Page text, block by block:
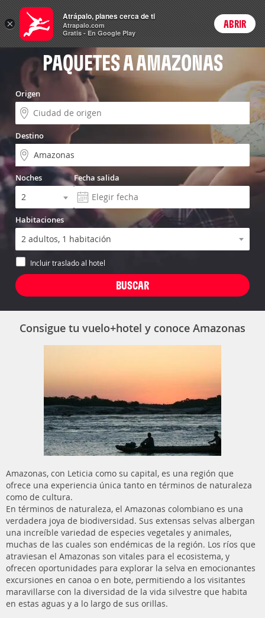
Vuelo+Hotel Login
PAQUETES A AMAZONAS
Origen
Destino
Noches Fecha salida
Habitaciones
Incluir traslado al hotel
Consigue tu vuelo+hotel y conoce Amazonas
Amazonas, con Leticia como su capital, es una región que
ofrece una experiencia única tanto en términos de naturaleza
como de cultura.
En términos de naturaleza, el Amazonas colombiano es una
verdadera joya de biodiversidad. Sus extensas selvas albergan
una increíble variedad de especies vegetales y animales,
muchas de las cuales son endémicas de la región. Los ríos que
atraviesan el Amazonas son vitales para el ecosistema, y
ofrecen oportunidades para explorar la selva en emocionantes
excursiones en canoa o en bote, permitiendo a los visitantes
maravillarse con la diversidad de la vida silvestre que habita
en estas aguas y a lo largo de sus orillas.
×
Atrápalo, planes cerca de ti
Atrapalo.com
Gratis - En Google Play
ABRIR